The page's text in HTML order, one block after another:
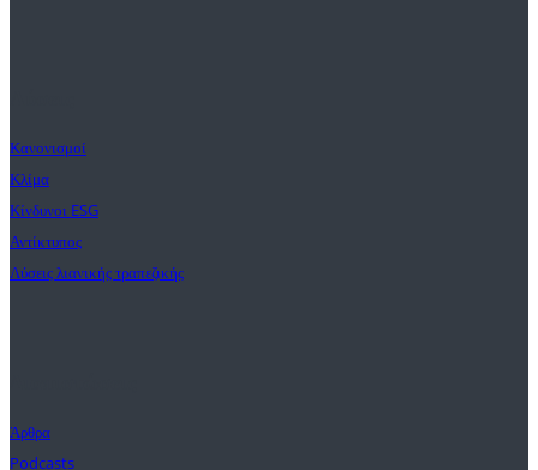
Κανονισμοί
Κλίμα
Κίνδυνοι ESG
Αντίκτυπος
Λύσεις λιανικής τραπεζικής
Άρθρα
Podcasts